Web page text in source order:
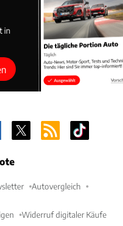
in
Autovergleich
Widerruf digitaler Käufe